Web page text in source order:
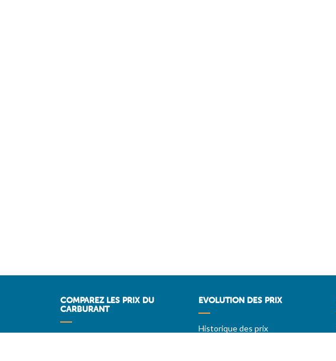
COMPAREZ LES PRIX DU
CARBURANT
EVOLUTION DES PRIX
Historique des prix